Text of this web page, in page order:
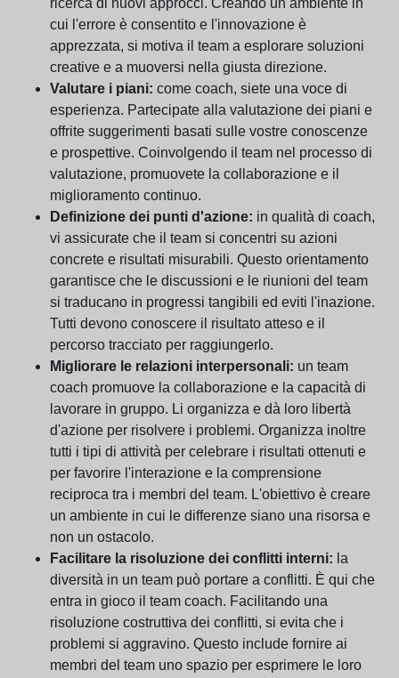
ricerca di nuovi approcci. Creando un ambiente in
cui l'errore è consentito e l'innovazione è
apprezzata, si motiva il team a esplorare soluzioni
creative e a muoversi nella giusta direzione.
Valutare i piani: come coach, siete una voce di
esperienza. Partecipate alla valutazione dei piani e
offrite suggerimenti basati sulle vostre conoscenze
e prospettive. Coinvolgendo il team nel processo di
valutazione, promuovete la collaborazione e il
miglioramento continuo.
Definizione dei punti d'azione: in qualità di coach,
vi assicurate che il team si concentri su azioni
concrete e risultati misurabili. Questo orientamento
garantisce che le discussioni e le riunioni del team
si traducano in progressi tangibili ed eviti l'inazione.
Tutti devono conoscere il risultato atteso e il
percorso tracciato per raggiungerlo.
Migliorare le relazioni interpersonali: un team
coach promuove la collaborazione e la capacità di
lavorare in gruppo. Li organizza e dà loro libertà
d'azione per risolvere i problemi. Organizza inoltre
tutti i tipi di attività per celebrare i risultati ottenuti e
per favorire l'interazione e la comprensione
reciproca tra i membri del team. L'obiettivo è creare
un ambiente in cui le differenze siano una risorsa e
non un ostacolo.
Facilitare la risoluzione dei conflitti interni: la
diversità in un team può portare a conflitti. È qui che
entra in gioco il team coach. Facilitando una
risoluzione costruttiva dei conflitti, si evita che i
problemi si aggravino. Questo include fornire ai
membri del team uno spazio per esprimere le loro